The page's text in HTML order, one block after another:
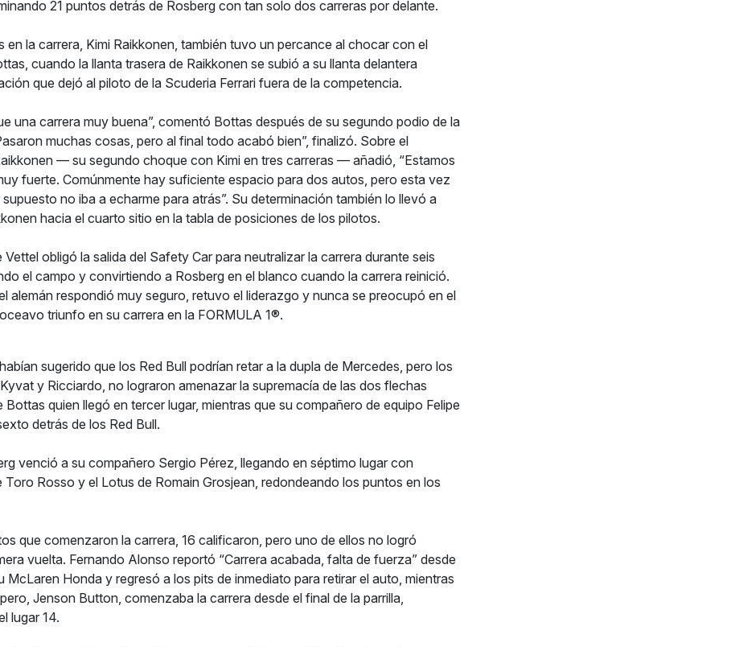
21 puntos detrás de Rosberg con tan solo dos carreras por delante.
en la carrera, Kimi Raikkonen, también tuvo un percance al chocar con el
cuando la llanta trasera de Raikkonen se subió a su llanta delantera
que dejó al piloto de la Scuderia Ferrari fuera de la competencia.
una carrera muy buena”, comentó Bottas después de su segundo podio de la
muchas cosas, pero al final todo acabó bien”, finalizó. Sobre el
— su segundo choque con Kimi en tres carreras — añadió, “Estamos
fuerte. Comúnmente hay suficiente espacio para dos autos, pero esta vez
no iba a echarme para atrás”. Su determinación también lo llevó a
hacia el cuarto sitio en la tabla de posiciones de los pilotos.
Vettel obligó la salida del Safety Car para neutralizar la carrera durante seis
el campo y convirtiendo a Rosberg en el blanco cuando la carrera reinició.
alemán respondió muy seguro, retuvo el liderazgo y nunca se preocupó en el
triunfo en su carrera en la FORMULA 1®.
sugerido que los Red Bull podrían retar a la dupla de Mercedes, pero los
y Ricciardo, no lograron amenazar la supremacía de las dos flechas
Bottas quien llegó en tercer lugar, mientras que su compañero de equipo Felipe
detrás de los Red Bull.
venció a su compañero Sergio Pérez, llegando en séptimo lugar con
Toro Rosso y el Lotus de Romain Grosjean, redondeando los puntos en los
que comenzaron la carrera, 16 calificaron, pero uno de ellos no logró
vuelta. Fernando Alonso reportó “Carrera acabada, falta de fuerza” desde
McLaren Honda y regresó a los pits de inmediato para retirar el auto, mientras
Jenson Button, comenzaba la carrera desde el final de la parrilla,
lugar 14.